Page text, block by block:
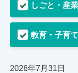
しごと・産業
教育・子育て
2026年7月31日